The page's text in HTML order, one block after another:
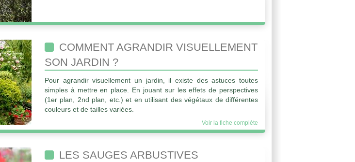
COMMENT AGRANDIR VISUELLEMENT
SON JARDIN ?
Pour agrandir visuellement un jardin, il existe des astuces toutes
simples à mettre en place. En jouant sur les effets de perspectives
(1er plan, 2nd plan, etc.) et en utilisant des végétaux de différentes
couleurs et de tailles variées.
Voir la fiche complète
LES SAUGES ARBUSTIVES